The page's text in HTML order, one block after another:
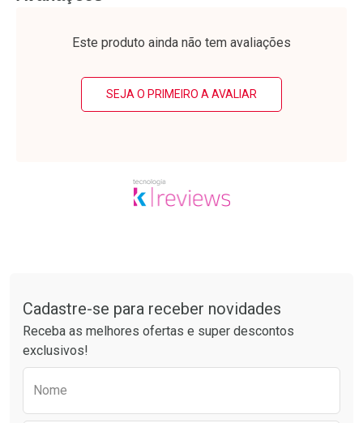
Laboratório
Por R$ 17,59/cada
Por Menos Laboratório
Por R$ 55,99/cada
Por Menos
Este produto ainda não tem avaliações
SEJA O PRIMEIRO A AVALIAR
Cadastre-se para receber novidades
Receba as melhores ofertas e super descontos
exclusivos!
Nome